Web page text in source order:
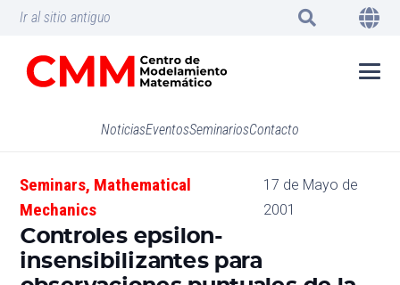
Ir al sitio antiguo
NoticiasEventosSeminariosContacto
Seminars, Mathematical
Mechanics
17 de Mayo de
2001
Controles epsilon-
insensibilizantes para